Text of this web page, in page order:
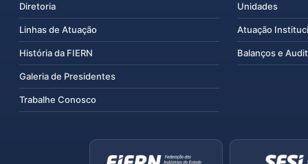
Diretoria
Linhas de Atuação
História da FIERN
Galeria de Presidentes
Trabalhe Conosco
Unidades
Atuação
Balanços e